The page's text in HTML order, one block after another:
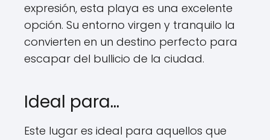
expresión, esta playa es una excelente
opción. Su entorno virgen y tranquilo la
convierten en un destino perfecto para
escapar del bullicio de la ciudad.
Ideal para...
Este lugar es ideal para aquellos que